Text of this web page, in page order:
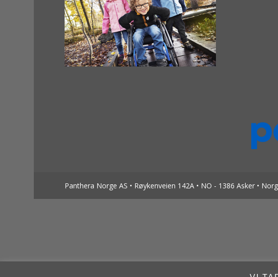
Panthera Norge AS • Røykenveien 142A • NO - 1386 Asker •